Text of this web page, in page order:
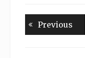
Previous